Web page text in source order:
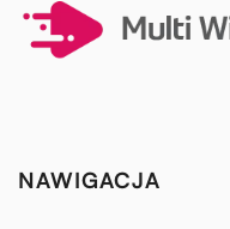
NAWIGACJA